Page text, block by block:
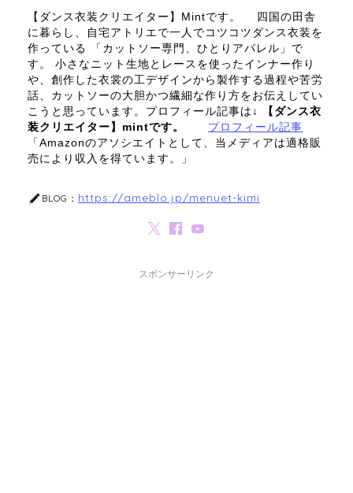
【ダンス衣装クリエイター】Mintです。 四国の田舎
に暮らし、自宅アトリエで一人でコツコツダンス衣装を
作っている 「カットソー専門、ひとりアパレル」で
す。 小さなニット生地とレースを使ったインナー作り
や、創作した衣裳の工デザインから製作する過程や苦労
話、カットソーの大胆かつ繊細な作り方をお伝えしてい
こうと思っています。プロフィール記事は↓
【ダンス衣
装クリエイター】mintです。
プロフィール記事
「Amazonのアソシエイトとして、当メディアは適格販
売により収入を得ています。」
BLOG： https://ameblo.jp/menuet-kimi
スポンサーリンク